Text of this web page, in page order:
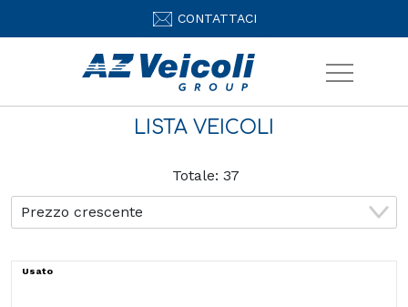
LISTA VEICOLI
Totale: 37
Usato
CONTATTACI